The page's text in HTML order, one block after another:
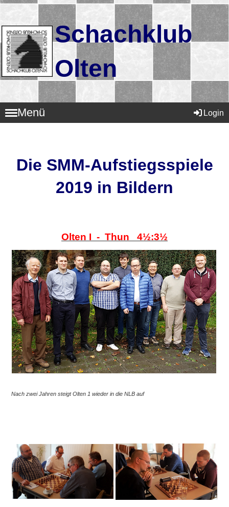
Schachklub
Olten
Menü Login
Die SMM-Aufstiegsspiele
2019 in Bildern
Olten I - Thun 4½:3½
Nach zwei Jahren steigt Olten 1 wieder in die NLB auf